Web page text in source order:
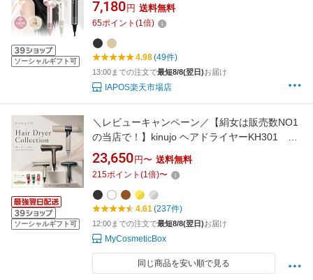
ソーシャルギフト可
ツヤ髪ケア 6モード調節 LEDリング 過熱保護
マグネットノズル付 ドライヤー 海外対応 旅行
家庭 サロン ギフト 【サロン級美髪ケア】
7,180 円 送料無料
65ポイント (1倍)
4.98(49件)
13:00までの注文で最短8/8(翌日)お届け
IAPOS楽天市場店
ソーシャルギフト可
＼レビューキャンペーン／【絹女は販売数NO1
の当店で！】kinujo ヘアドライヤーKH301 絹
女ドライヤー KINUJO Silk Premium Dryer キヌ
ージョシルクプレミアムドライヤー / KINUJO
Hair Dryer Voyage キヌージョヘアドライヤー
ボヤージュ 大風量 速乾 軽量 ツヤ髪 美髪
23,650 円〜 送料無料
215ポイント (1倍)〜
4.61(237件)
12:00までの注文で最短8/8(翌日)お届け
MyCosmeticBox
同じ商品を安い順で見る